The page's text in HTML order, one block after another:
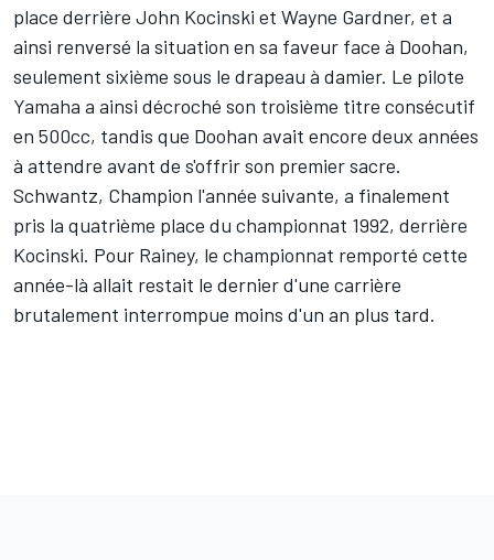
place derrière John Kocinski et Wayne Gardner, et a
ainsi renversé la situation en sa faveur face à Doohan,
seulement sixième sous le drapeau à damier. Le pilote
Yamaha a ainsi décroché son troisième titre consécutif
en 500cc, tandis que Doohan avait encore deux années
à attendre avant de s'offrir son premier sacre.
Schwantz, Champion l'année suivante, a finalement
pris la quatrième place du championnat 1992, derrière
Kocinski. Pour Rainey, le championnat remporté cette
année-là allait restait le dernier d'une carrière
brutalement interrompue moins d'un an plus tard.